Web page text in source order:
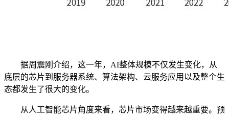
据周震刚介绍，这一年，AI整体规模不仅发生变化，从
底层的芯片到服务器系统、算法架构、云服务应用以及整个生
态都发生了很大的变化。
从人工智能芯片角度来看，芯片市场变得越来越重要。预